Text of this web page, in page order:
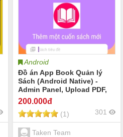
Android
Đồ án App Book Quản lý
Sách (Android Native) -
Admin Panel, Upload PDF,
Xử lý giọng nói Text-to-
Speech.
200.000đ
(1) 301
Taken Team